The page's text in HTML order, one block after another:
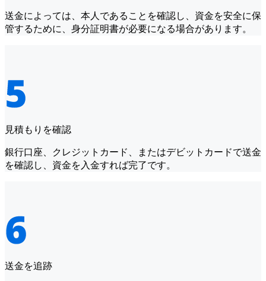
送金によっては、本人であることを確認し、資金を安全に保
管するために、身分証明書が必要になる場合があります。
見積もりを確認
銀行口座、クレジットカード、またはデビットカードで送金
を確認し、資金を入金すれば完了です。
送金を追跡